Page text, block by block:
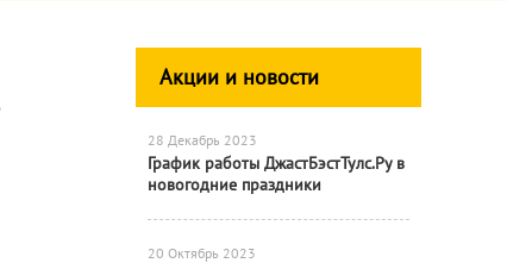
Акции и новости
28 Декабрь 2023
График работы ДжастБэстТулс.Ру в
новогодние праздники
20 Октябрь 2023